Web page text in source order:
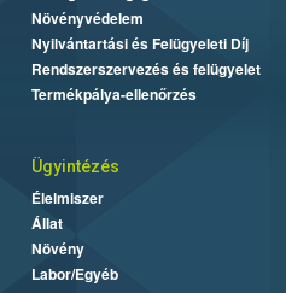
Növényvédelem
Nyilvántartási és Felügyeleti Díj
Rendszerszervezés és felügyelet
Termékpálya-ellenőrzés
Ügyintézés
Élelmiszer
Állat
Növény
Labor/Egyéb